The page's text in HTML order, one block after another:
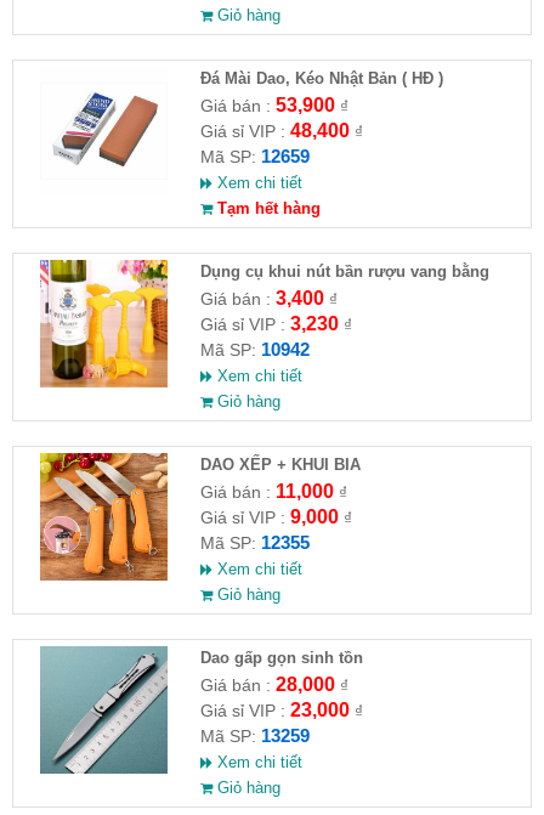
Giỏ hàng
Đá Mài Dao, Kéo Nhật Bản ( HĐ )
Giá bán : 53,900₫
Giá sỉ VIP : 48,400₫
Mã SP: 12659
Xem chi tiết
Tạm hết hàng
Dụng cụ khui nút bần rượu vang bằng
nhựa
Giá bán : 3,400₫
Giá sỉ VIP : 3,230₫
Mã SP: 10942
Xem chi tiết
Giỏ hàng
DAO XẾP + KHUI BIA
Giá bán : 11,000₫
Giá sỉ VIP : 9,000₫
Mã SP: 12355
Xem chi tiết
Giỏ hàng
Dao gấp gọn sinh tồn
Giá bán : 28,000₫
Giá sỉ VIP : 23,000₫
Mã SP: 13259
Xem chi tiết
Giỏ hàng